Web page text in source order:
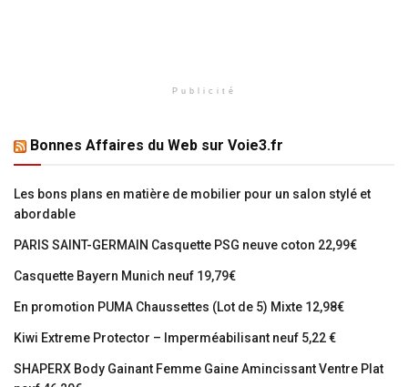
Publicité
Bonnes Affaires du Web sur Voie3.fr
Les bons plans en matière de mobilier pour un salon stylé et
abordable
PARIS SAINT-GERMAIN Casquette PSG neuve coton 22,99€
Casquette Bayern Munich neuf 19,79€
En promotion PUMA Chaussettes (Lot de 5) Mixte 12,98€
Kiwi Extreme Protector – Imperméabilisant neuf 5,22 €
SHAPERX Body Gainant Femme Gaine Amincissant Ventre Plat